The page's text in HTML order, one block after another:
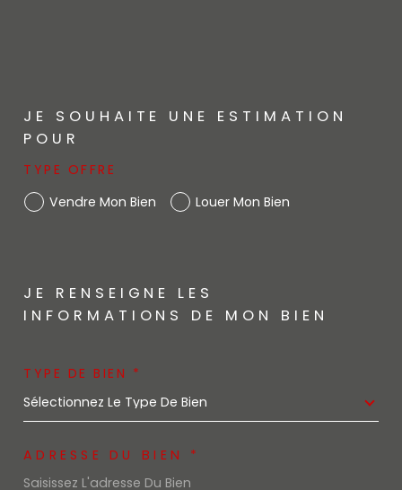
JE SOUHAITE UNE ESTIMATION
POUR
TYPE OFFRE
Vendre Mon Bien
Louer Mon Bien
JE RENSEIGNE LES
INFORMATIONS DE MON BIEN
TYPE DE BIEN *
Sélectionnez Le Type De Bien
ADRESSE DU BIEN *